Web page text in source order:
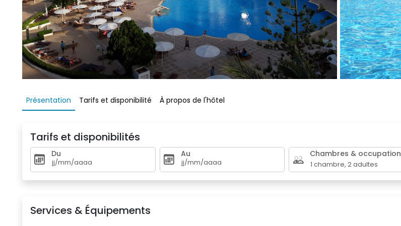
Présentation Tarifs et disponibilité À propos de l'hôtel
Tarifs et disponibilités
Du Au Chambres & occupation
1 chambre,2adultes
Services & Équipements